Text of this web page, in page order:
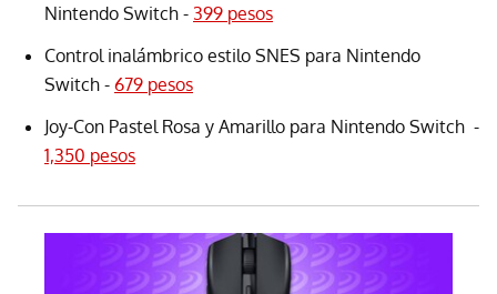
Nintendo Switch - 399 pesos
Control inalámbrico estilo SNES para Nintendo
Switch - 679 pesos
Joy-Con Pastel Rosa y Amarillo para Nintendo Switch -
1,350 pesos